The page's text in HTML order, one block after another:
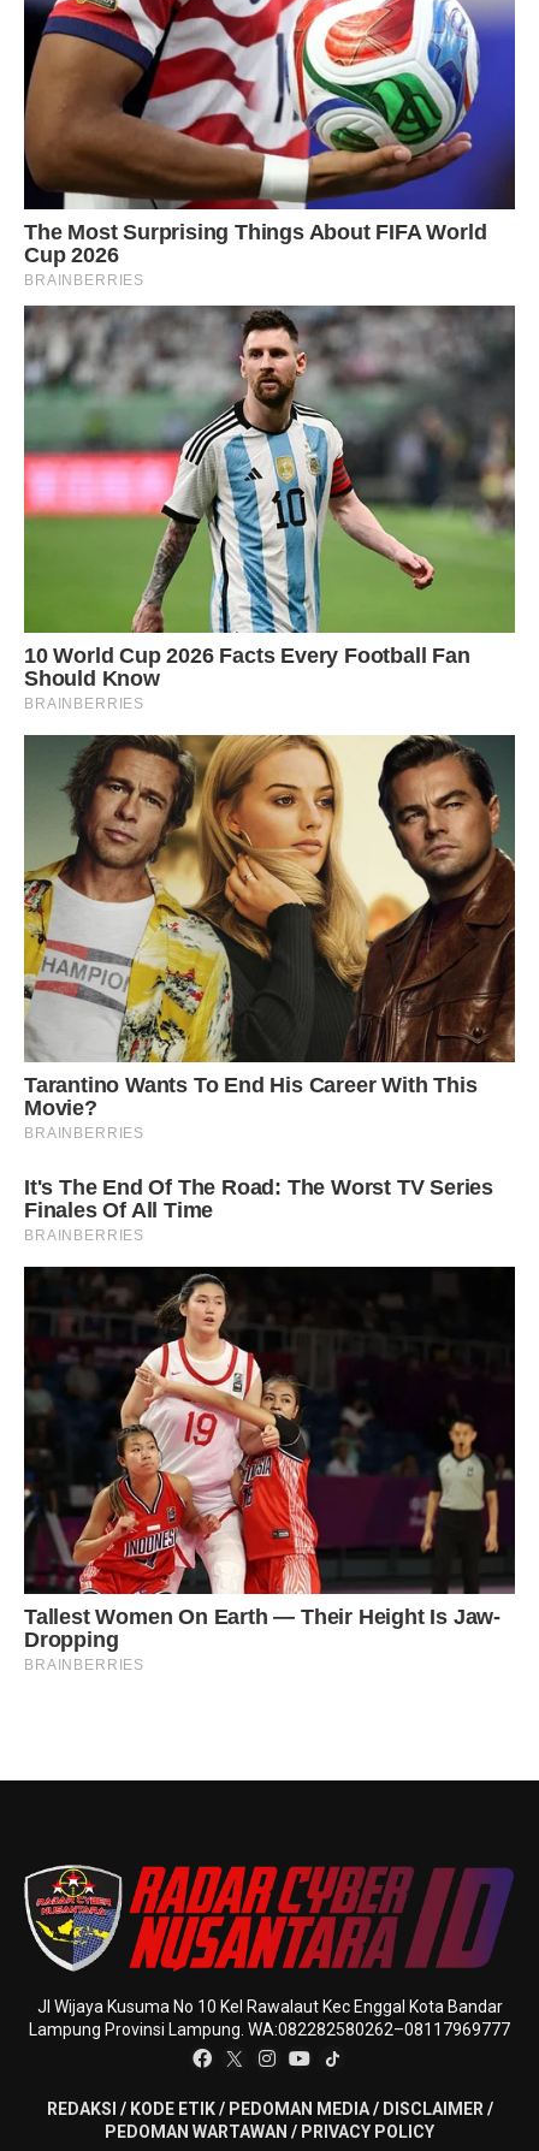
Jl Wijaya Kusuma No 10 Kel Rawalaut Kec Enggal Kota Bandar
Lampung Provinsi Lampung. WA:082282580262–08117969777
REDAKSI / KODE ETIK/ PEDOMAN MEDIA/ DISCLAIMER /
PEDOMAN WARTAWAN / PRIVACY POLICY